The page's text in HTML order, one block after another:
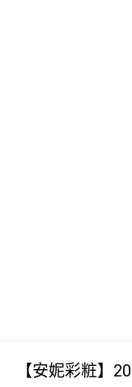
【安妮彩粧】